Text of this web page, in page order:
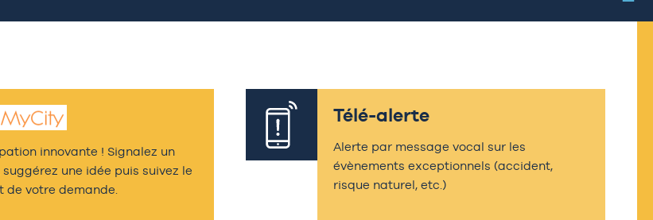
innovante ! Signalez un
une idée puis suivez le
de votre demande.
Télé-alerte
Alerte par message vocal sur les
évènements exceptionnels (accident,
risque naturel, etc.)